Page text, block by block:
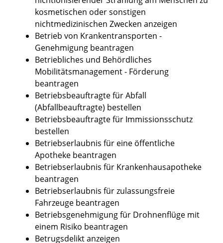
kosmetischen oder sonstigen
nichtmedizinischen Zwecken anzeigen
Betrieb von Krankentransporten -
Genehmigung beantragen
Betriebliches und Behördliches
Mobilitätsmanagement - Förderung
beantragen
Betriebsbeauftragte für Abfall
(Abfallbeauftragte) bestellen
Betriebsbeauftragte für Immissionsschutz
bestellen
Betriebserlaubnis für eine öffentliche
Apotheke beantragen
Betriebserlaubnis für Krankenhausapotheke
beantragen
Betriebserlaubnis für zulassungsfreie
Fahrzeuge beantragen
Betriebsgenehmigung für Drohnenflüge mit
einem Risiko beantragen
Betrugsdelikt anzeigen